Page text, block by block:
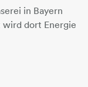
in Bayern
dort Energie